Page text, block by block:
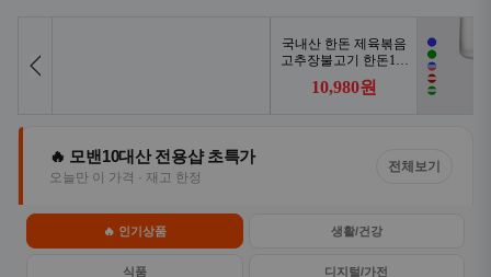
🔥 모밴10대산 전용샵 초특가
오늘만 이 가격 · 재고 한정
전체보기
🔥 인기상품 생활/건강
식품 디지털/가전